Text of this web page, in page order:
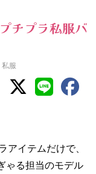
チプラ私服バ
私服
アイテムだけで、
ゃる担当のモデル